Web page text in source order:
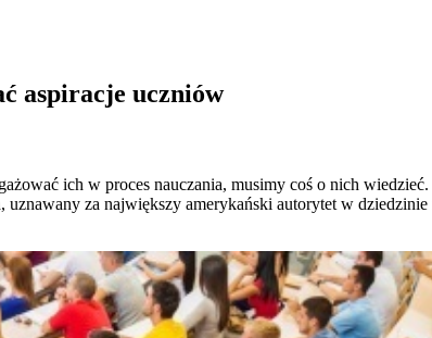
aspiracje uczniów
ich w proces nauczania, musimy coś o nich
uznawany za największy amerykański autorytet w